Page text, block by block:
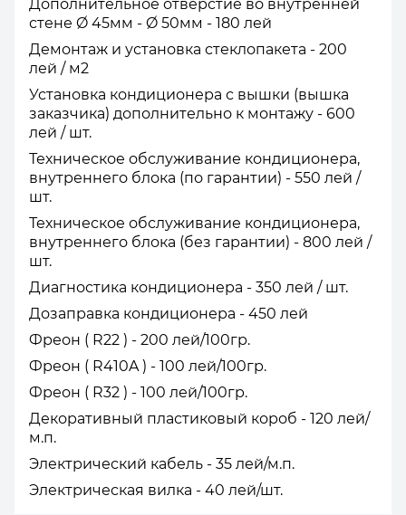
Дополнительное отверстие во внутренней
стене Ø 45мм - Ø 50мм - 180 лей
Демонтаж и установка стеклопакета - 200
лей / м2
Установка кондиционера с вышки (вышка
заказчика) дополнительно к монтажу - 600
лей / шт.
Техническое обслуживание кондиционера,
внутреннего блока (по гарантии) - 550 лей /
шт.
Техническое обслуживание кондиционера,
внутреннего блока (без гарантии) - 800 лей /
шт.
Диагностика кондиционера - 350 лей / шт.
Дозаправка кондиционера - 450 лей
Фреон ( R22 ) - 200 лей/100гр.
Фреон ( R410A ) - 100 лей/100гр.
Фреон ( R32 ) - 100 лей/100гр.
Декоративный пластиковый короб - 120 лей/
м.п.
Электрический кабель - 35 лей/м.п.
Электрическая вилка - 40 лей/шт.